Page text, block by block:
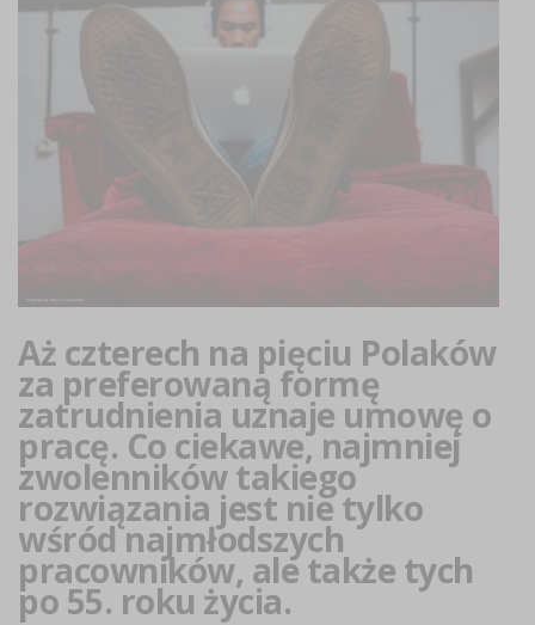
Aż czterech na pięciu Polaków
za preferowaną formę
zatrudnienia uznaje umowę o
pracę. Co ciekawe, najmniej
zwolenników takiego
rozwiązania jest nie tylko
wśród najmłodszych
pracowników, ale także tych
po 55. roku życia.